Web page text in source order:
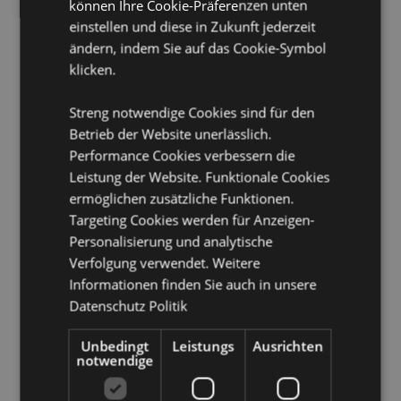
(Spanien), Ceuta und Melilla, Korsika (Frankreich),
Kroatien, Zypern, Tschechische Republik, Dänemark,
Estland, Finnland (Festland), Frankreich (Festland),
Französisch-Guayana, Deutschland, Gibraltar,
Heiliger Stuhl (Vatikanstadt), Hongkong, Ungarn,
Island, Irland, Isle of Man (Vereinigtes Königreich),
Italien (Festland), Jersey (Kanalinseln), Jordanien,
Kosovo, Kuwait, Lettland, Liechtenstein, Litauen,
Luxemburg, Nordmazedonien, Madeira (Portugal),
Malta, Martinique, Mayotte, Moldawien, Monaco,
Montenegro, Niederlande, Norwegen, Palästina,
Polen, Portugal (Festland), Katar, Réunion, Rumänien,
Saint-Martin (französischer Teil), San Marino, Serbien,
Sizilien (Italien), Singapur, Slowakei, Slowenien,
Spanien (Festland), Schweden, Schweiz, Ukraine,
Vereinigte Arabische Emirate, Vereinigtes Königreich
Highlands und Inseln)
CPNP:TBC
können Ihre Cookie-Präferenzen unten
einstellen und diese in Zukunft jederzeit
ändern, indem Sie auf das Cookie-Symbol
klicken.
Streng notwendige Cookies sind für den
Betrieb der Website unerlässlich.
Performance Cookies verbessern die
Leistung der Website. Funktionale Cookies
ermöglichen zusätzliche Funktionen.
Targeting Cookies werden für Anzeigen-
Personalisierung und analytische
Verfolgung verwendet. Weitere
Informationen finden Sie auch in unsere
Datenschutz Politik
Unbedingt
notwendige
Leistungs Ausrichten